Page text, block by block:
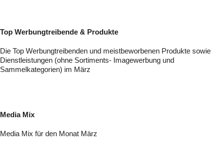
Top Werbungtreibende & Produkte
Die Top Werbungtreibenden und meistbeworbenen Produkte sowie
Dienstleistungen (ohne Sortiments- Imagewerbung und
Sammelkategorien) im März
Media Mix
Media Mix für den Monat März